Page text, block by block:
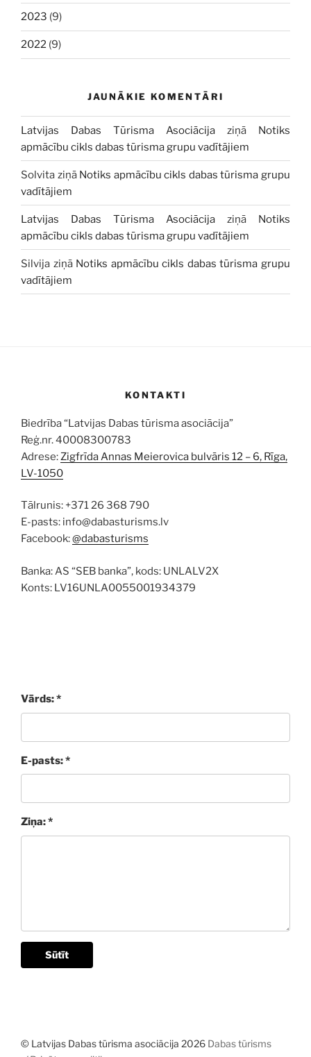
2023 (9)
2022 (9)
JAUNĀKIE KOMENTĀRI
Latvijas Dabas Tūrisma Asociācija ziņā Notiks
apmācību cikls dabas tūrisma grupu vadītājiem
Solvita ziņā Notiks apmācību cikls dabas tūrisma grupu
vadītājiem
Latvijas Dabas Tūrisma Asociācija ziņā Notiks
apmācību cikls dabas tūrisma grupu vadītājiem
Silvija ziņā Notiks apmācību cikls dabas tūrisma grupu
vadītājiem
KONTAKTI
Biedrība “Latvijas Dabas tūrisma asociācija”
Reģ.nr. 40008300783
Adrese:Zigfrīda Annas Meierovica bulvāris 12 – 6, Rīga,
LV-1050
Tālrunis: +371 26 368 790
E-pasts: info@dabasturisms.lv
Facebook:@dabasturisms
Banka: AS “SEB banka”, kods: UNLALV2X
Konts: LV16UNLA0055001934379
Vārds: *
E-pasts: *
Ziņa: *
Sūtīt
© Latvijas Dabas tūrisma asociācija 2026 Dabas tūrisms